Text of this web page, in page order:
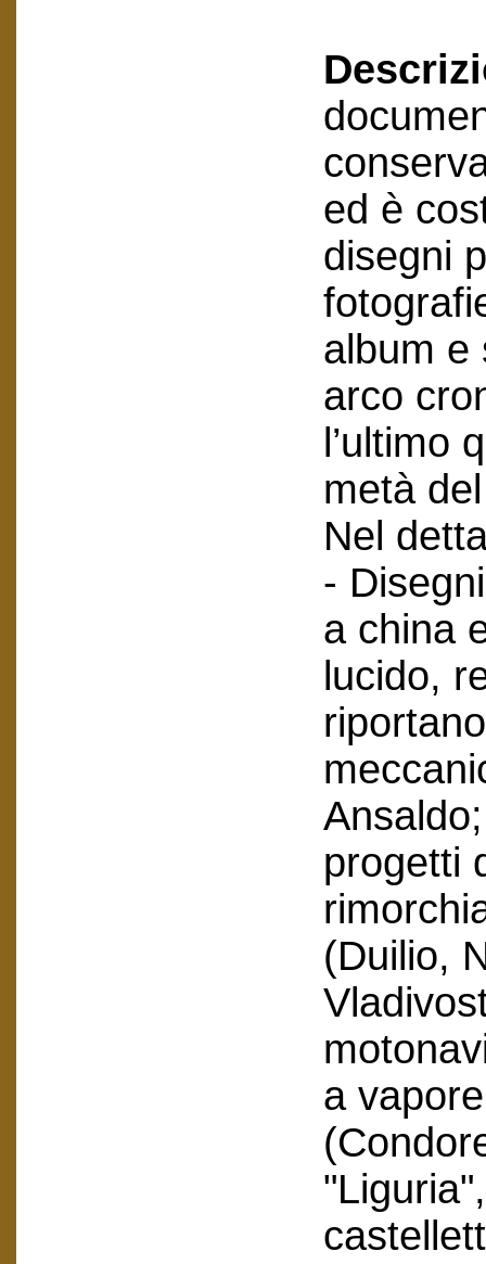
ed è
disegni
album e
arco
l’ultimo
metà
Nel
-
a china
lucido,
progetti
(Duilio,
a